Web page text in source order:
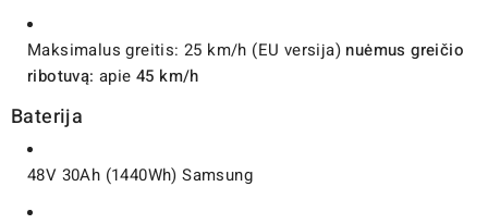
Maksimalus greitis: 25 km/h (EU versija) nuėmus greičio
ribotuvą: apie45 km/h
Baterija
48V 30Ah (1440Wh) Samsung